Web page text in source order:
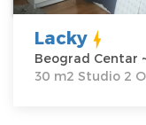
Lacky
Beograd Centar
30 m2 Studio 2